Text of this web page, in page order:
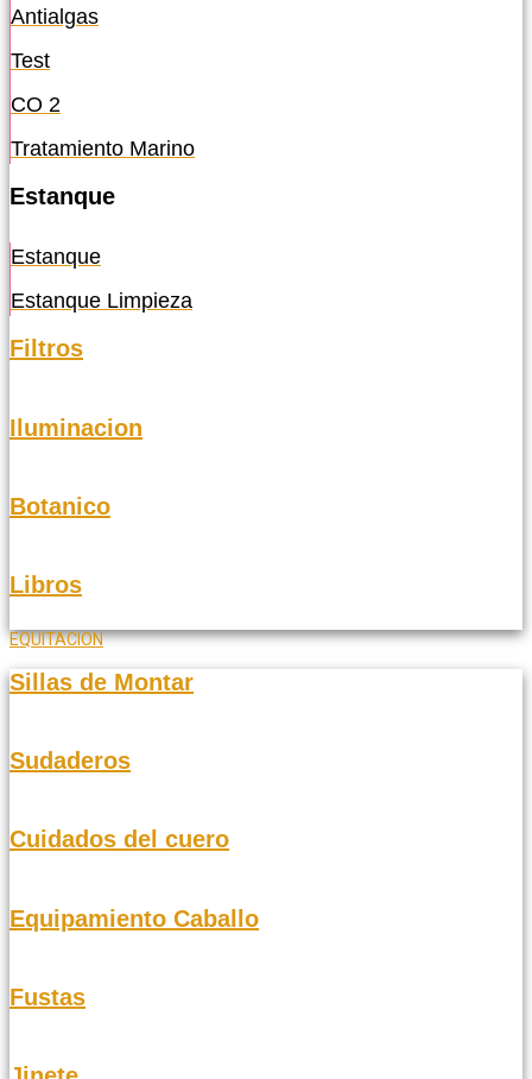
Antialgas
Test
CO 2
Tratamiento Marino
Estanque
Estanque
Estanque Limpieza
Filtros
Iluminacion
Botanico
Libros
EQUITACION
Sillas de Montar
Sudaderos
Cuidados del cuero
Equipamiento Caballo
Fustas